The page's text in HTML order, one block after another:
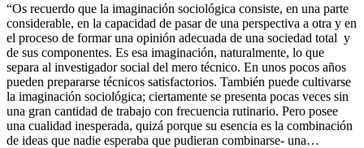
“Os recuerdo que la imaginación sociológica consiste, en una parte
considerable, en la capacidad de pasar de una perspectiva a otra y en
el proceso de formar una opinión adecuada de una sociedad total y
de sus componentes. Es esa imaginación, naturalmente, lo que
separa al investigador social del mero técnico. En unos pocos años
pueden prepararse técnicos satisfactorios. También puede cultivarse
la imaginación sociológica; ciertamente se presenta pocas veces sin
una gran cantidad de trabajo con frecuencia rutinario. Pero posee
una cualidad inesperada, quizá porque su esencia es la combinación
de ideas que nadie esperaba que pudieran combinarse- una…